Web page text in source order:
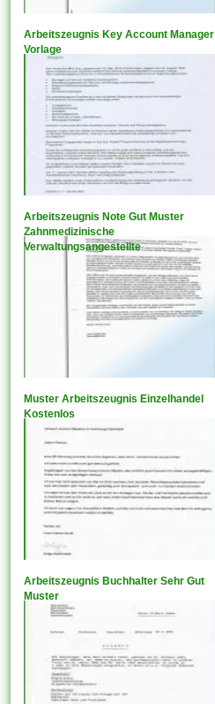
Arbeitszeugnis Key Account Manager
Vorlage
Arbeitszeugnis Note Gut Muster
Zahnmedizinische
Verwaltungsangestellte
Muster Arbeitszeugnis Einzelhandel
Kostenlos
Arbeitszeugnis Buchhalter Sehr Gut
Muster